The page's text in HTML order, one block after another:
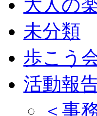
大人の
未分類
歩こう
活動報
＜事